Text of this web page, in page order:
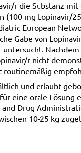
r die Substanz
(100 mg Lopinavir/
European
Gabe von
r nicht
und erlaubt
eine orale Lösung
and Drug
10-25 kg